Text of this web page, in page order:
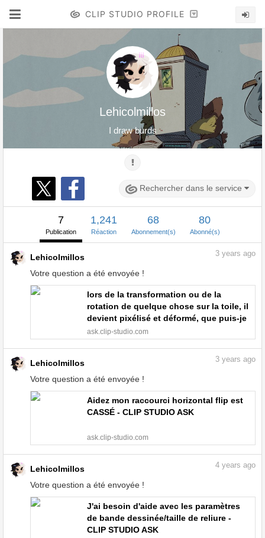
CLIP STUDIO PROFILE
Lehicolmillos
I draw burds
Rechercher dans le service
7
Publication
1,241
Réaction
68
Abonnement(s)
80
Abonné(s)
Lehicolmillos
Votre question a été envoyée !
3 years ago
lors de la transformation ou de la
rotation de quelque chose sur la toile, il
devient pixélisé et déformé, que puis-je
faire ? - CLIP STUDIO ASK
ask.clip-studio.com
Lehicolmillos
Votre question a été envoyée !
3 years ago
Aidez mon raccourci horizontal flip est
CASSÉ - CLIP STUDIO ASK
ask.clip-studio.com
Lehicolmillos
Votre question a été envoyée !
4 years ago
J'ai besoin d'aide avec les paramètres
de bande dessinée/taille de reliure -
CLIP STUDIO ASK